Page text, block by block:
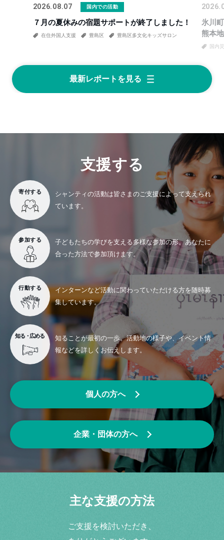
2026.08.07 国内での活動
７月の夏休みの宿題サポートが終了しました！
在住外国人支援 豊島区 豊島区多文化キッズサロン
氷川
熊本
国内
最新レポートを見る
支援する
寄付する シャンティの活動は皆さまのご支援によって支えられ
ています。
参加する 子どもたちの学びを支える多様な参加の形。 あなたに
合った方法で参加頂けます。
行動する インターンなど活動に関わっていただける方を随時募
集しています。
知る・広める 知ることが最初の一歩。活動地の様子や、イベント情
報などを詳しくお伝えします。
個人の方へ
企業・団体の方へ
主な支援の方法
ご支援を検討いただき、